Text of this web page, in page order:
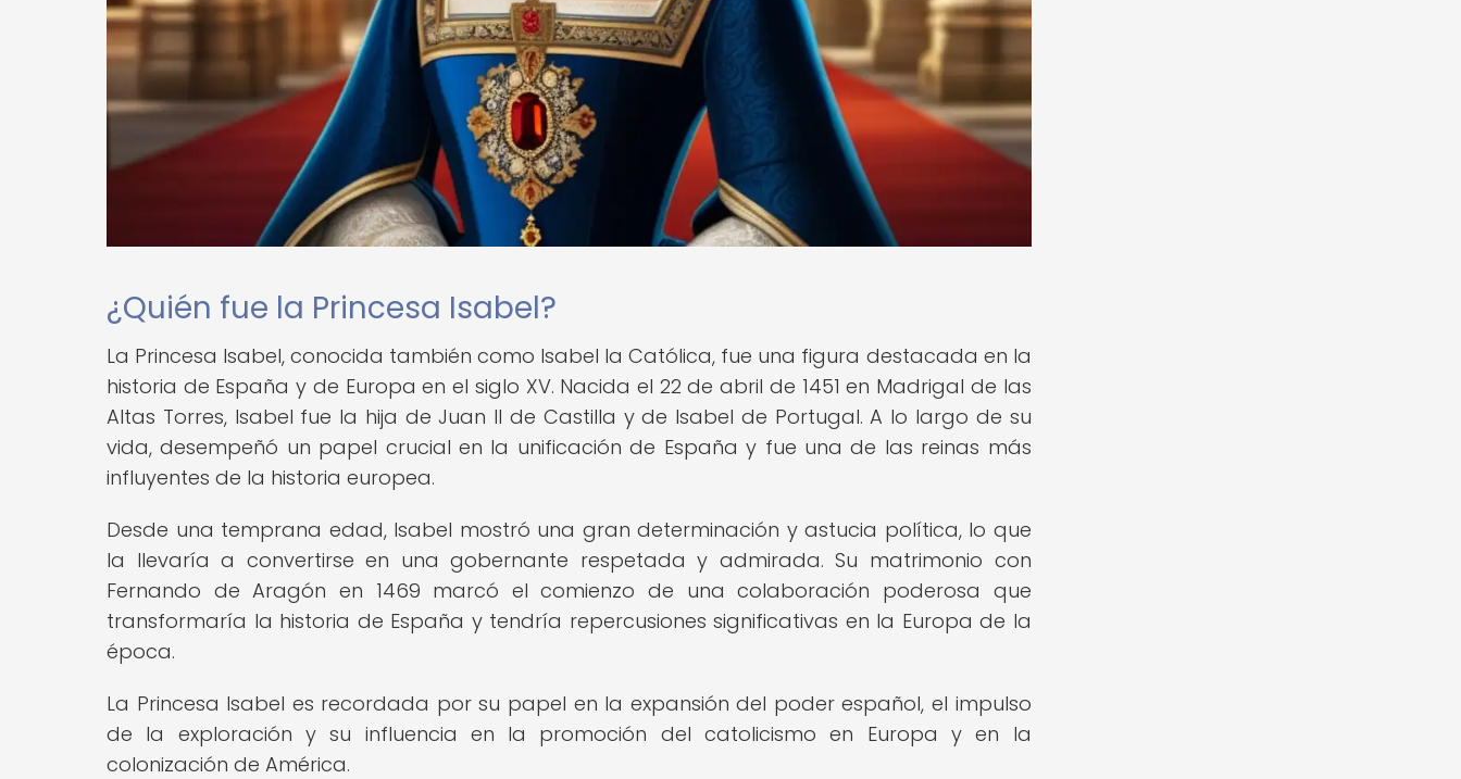
¿Quién fue la Princesa Isabel?
La Princesa Isabel, conocida también como Isabel la Católica, fue una figura destacada en la
historia de España y de Europa en el siglo XV. Nacida el 22 de abril de 1451 en Madrigal de las
Altas Torres, Isabel fue la hija de Juan II de Castilla y de Isabel de Portugal. A lo largo de su
vida, desempeñó un papel crucial en la unificación de España y fue una de las reinas más
influyentes de la historia europea.
Desde una temprana edad, Isabel mostró una gran determinación y astucia política, lo que
la llevaría a convertirse en una gobernante respetada y admirada. Su matrimonio con
Fernando de Aragón en 1469 marcó el comienzo de una colaboración poderosa que
transformaría la historia de España y tendría repercusiones significativas en la Europa de la
época.
La Princesa Isabel es recordada por su papel en la expansión del poder español, el impulso
de la exploración y su influencia en la promoción del catolicismo en Europa y en la
colonización de América.